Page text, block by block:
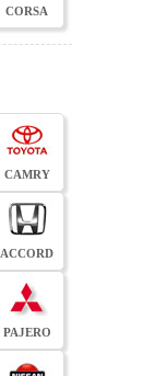
CORSA
CAMRY
ACCORD
PAJERO